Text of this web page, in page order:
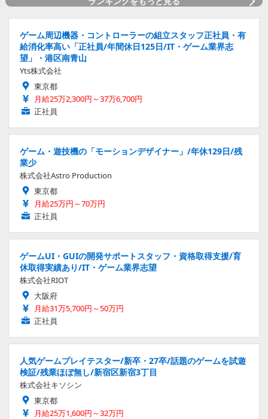
ゲーム周辺機器・コントローラーの組立スタッフ正社員・有
給消化率高い「正社員/年間休日125日/IT・ゲーム業界志
望」・港区南青山
Yts株式会社
東京都
月給25万2,300円～37万6,700円
正社員
ゲーム・遊技機の「モーションデザイナー」/年休129日/残
業少
株式会社Astro Production
東京都
月給25万円～70万円
正社員
ゲームUI・GUIの開発サポートスタッフ・資格取得支援/育
休取得実績あり/IT・ゲーム業界志望
株式会社RIOT
大阪府
月給31万5,700円～50万円
正社員
人気ゲームプレイテスター/新卒・27卒/話題のゲームを試遊
検証/残業ほぼ無し/新宿区新宿3丁目
株式会社キソシン
東京都
月給25万1,600円～32万円